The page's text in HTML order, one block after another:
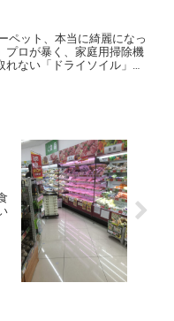
ペット、本当に綺麗になっ
プロが暴く、家庭用掃除機
れない「ドライソイル」の